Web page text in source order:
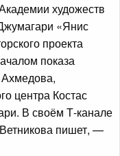
художеств
«Янис
проекта
показа
центра Костас
В своём Т-канале
пишет, —